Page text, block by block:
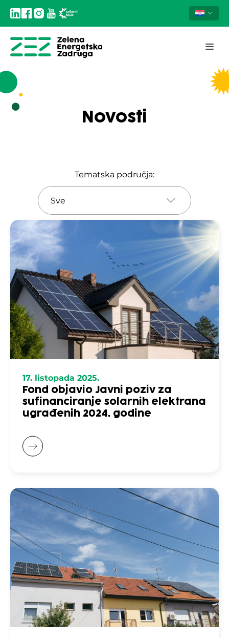
Novosti
Tematska područja:
17. listopada 2025.
Fond objavio Javni poziv za
sufinanciranje solarnih elektrana
ugrađenih 2024. godine